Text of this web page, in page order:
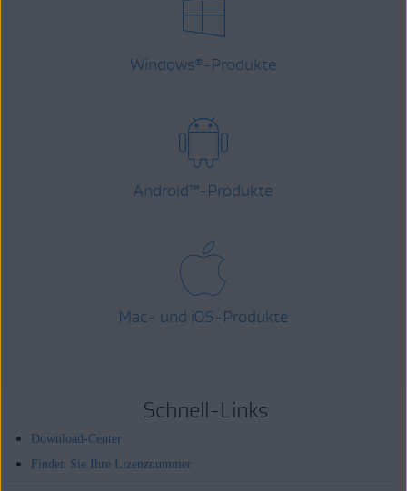
Windows® -Produkte
Android™-Produkte
Mac- und iOS-Produkte
Schnell-Links
Download-Center
Finden Sie Ihre Lizenznummer